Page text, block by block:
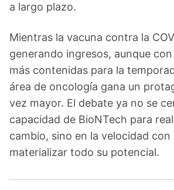
a largo plazo.
Mientras la vacuna contra la
generando ingresos, aunque
más contenidas para la
área de oncología gana un
vez mayor. El debate ya no se
capacidad de BioNTech para
cambio, sino en la velocidad con
materializar todo su potencial.